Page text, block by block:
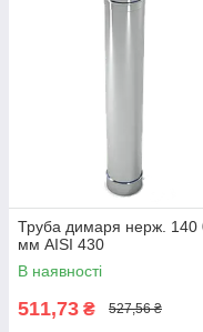
Труба димаря нерж. 140
мм AISI 430
В наявності
511,73 ₴ 527,56 ₴